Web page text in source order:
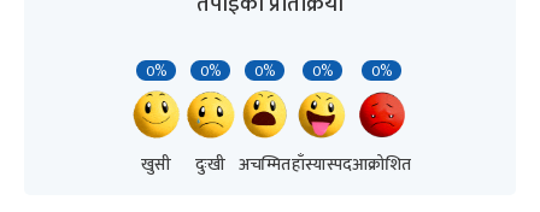
0%
खुसी
0%
दुःखी
0%
अचम्मित
0%
हाँस्यास्पद
0%
आक्रोशित